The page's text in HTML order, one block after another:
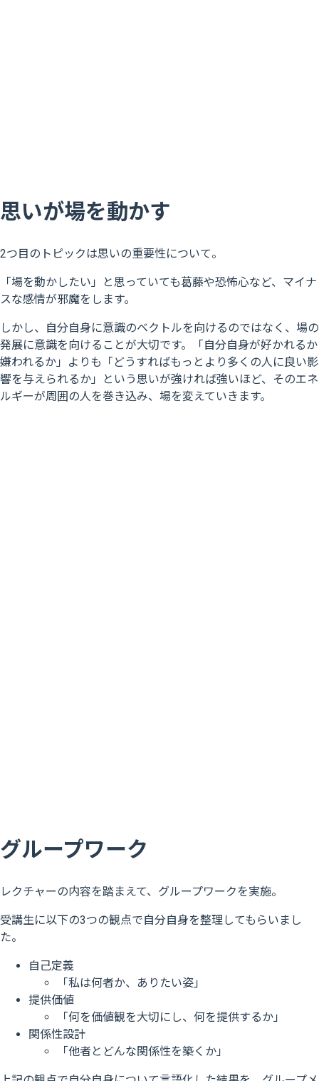
思いが場を動かす
2つ目のトピックは思いの重要性について。
「場を動かしたい」と思っていても葛藤や恐怖心など、マイナ
スな感情が邪魔をします。
しかし、自分自身に意識のベクトルを向けるのではなく、場の
発展に意識を向けることが大切です。「自分自身が好かれるか
嫌われるか」よりも「どうすればもっとより多くの人に良い影
響を与えられるか」という思いが強ければ強いほど、そのエネ
ルギーが周囲の人を巻き込み、場を変えていきます。
グループワーク
レクチャーの内容を踏まえて、グループワークを実施。
受講生に以下の3つの観点で自分自身を整理してもらいまし
た。
自己定義
「私は何者か、ありたい姿」
提供価値
「何を価値観を大切にし、何を提供するか」
関係性設計
「他者とどんな関係性を築くか」